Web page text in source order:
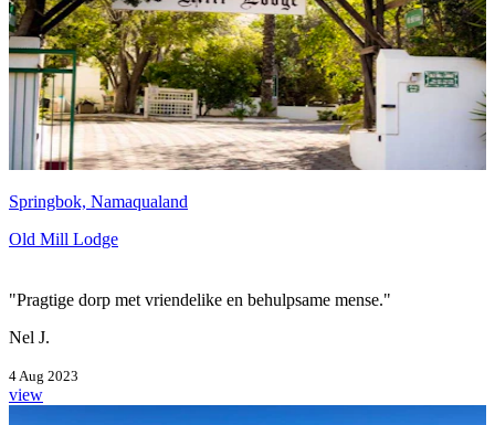
Springbok, Namaqualand
Old Mill Lodge
"Pragtige dorp met vriendelike en behulpsame mense."
Nel J.
4 Aug 2023
view